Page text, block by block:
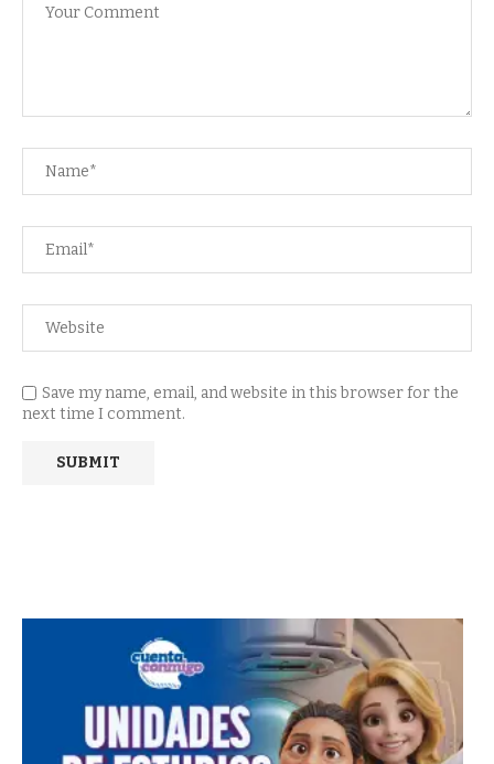
Save my name, email, and website in this browser for the
next time I comment.